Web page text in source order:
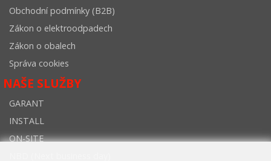
Obchodní podmínky (B2B)
Zákon o elektroodpadech
Zákon o obalech
Správa cookies
NAŠE SLUŽBY
GARANT
INSTALL
ON-SITE